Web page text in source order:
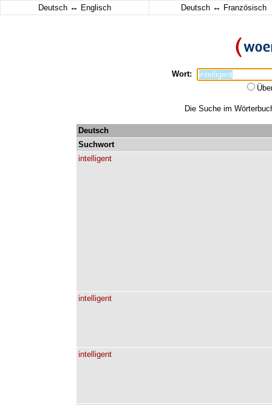
Deutsch ↔ Englisch Deutsch ↔ Französisch
Wort:
Die Suche im
Deutsch
Suchwort
intelligent
intelligent
intelligent